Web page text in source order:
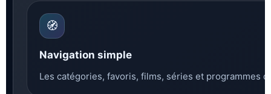
🧭
Navigation simple
Les catégories, favoris, films, séries et programmes